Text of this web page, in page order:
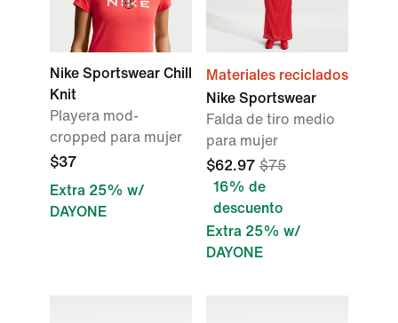
Nike Sportswear Chill
Knit
Playera mod-
cropped para mujer
$37
Extra 25% w/
DAYONE
Materiales reciclados
Nike Sportswear
Falda de tiro medio
para mujer
$62.97 $75
16% de
descuento
Extra 25% w/
DAYONE